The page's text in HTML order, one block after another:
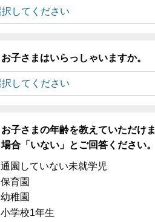
お子さまはいらっしゃいますか。
お子さまの年齢を教えていただけ
場合「いない」とご回答ください。
通園していない未就学児
保育園
幼稚園
小学校1年生